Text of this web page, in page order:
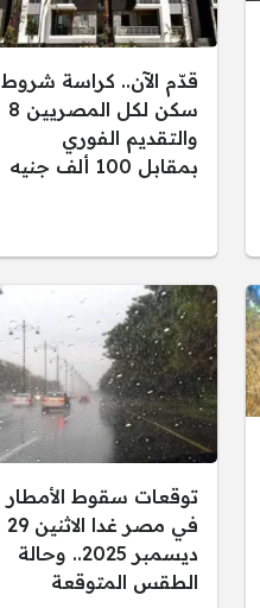
قدّم الآن.. كراسة شروط
سكن لكل المصريين 8
والتقديم الفوري
بمقابل 100 ألف جنيه
توقعات سقوط الأمطار
في مصر غدا الاثنين 29
ديسمبر 2025.. وحالة
الطقس المتوقعة